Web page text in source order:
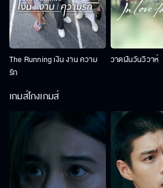
The Running เงิน งาน ความ
รัก
วาดฝันวันวิวาห์
เกมส์โกงเกมส์